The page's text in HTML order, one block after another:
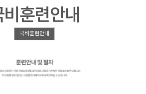
훈련안내
국비훈련안내